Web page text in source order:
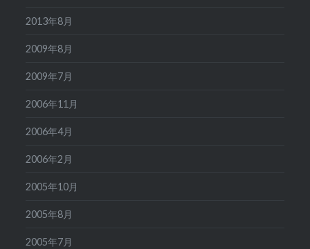
2013年8月
2009年8月
2009年7月
2006年11月
2006年4月
2006年2月
2005年10月
2005年8月
2005年7月